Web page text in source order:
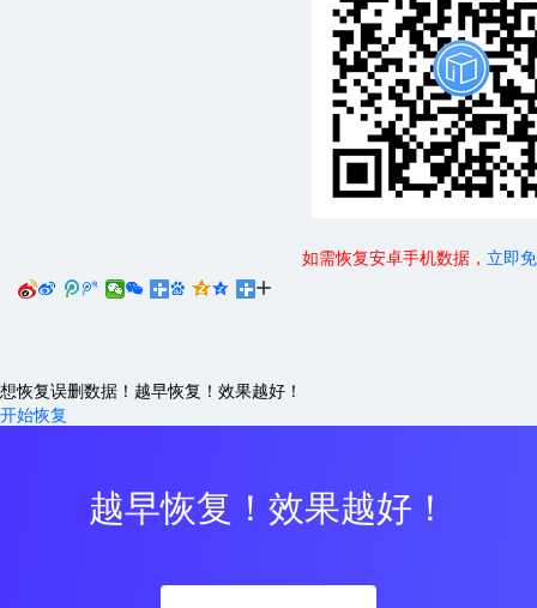
如需恢复安卓手机数据， 立即
     
想恢复误删数据！越早恢复！效果越好！
开始恢复
越早恢复！效果越好！